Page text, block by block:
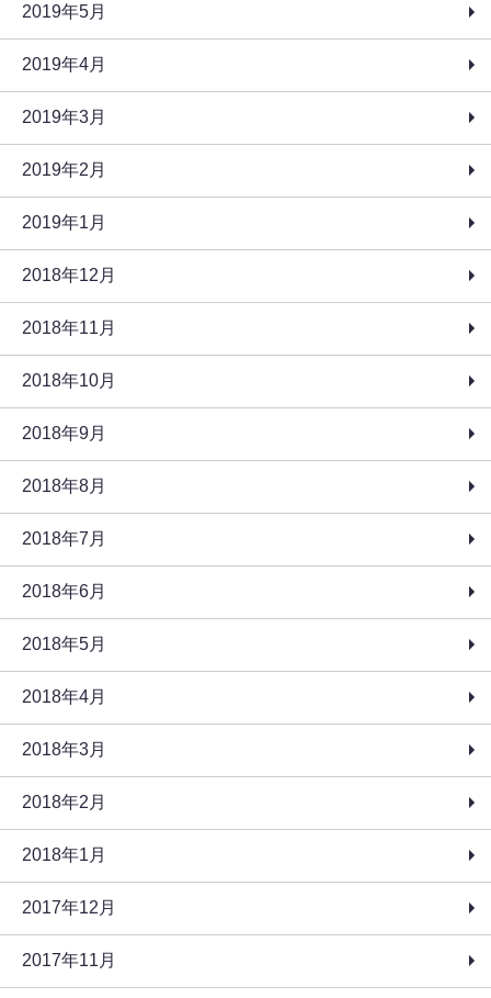
2019年5月
2019年4月
2019年3月
2019年2月
2019年1月
2018年12月
2018年11月
2018年10月
2018年9月
2018年8月
2018年7月
2018年6月
2018年5月
2018年4月
2018年3月
2018年2月
2018年1月
2017年12月
2017年11月